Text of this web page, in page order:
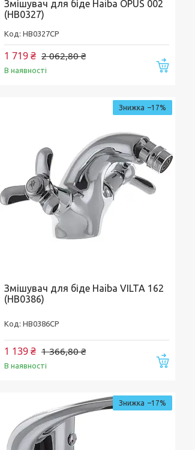
Змішувач для біде Haiba OPUS 002
(HB0327)
HB0327CP
2 062,80 ₴
1 719 ₴
В наявності
–17%
Змішувач для біде Haiba VILTA 162
(HB0386)
HB0386CP
1 366,80 ₴
1 139 ₴
В наявності
–17%